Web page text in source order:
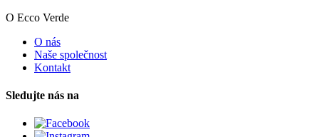
O Ecco Verde
O nás
Naše společnost
Kontakt
Sledujte nás na